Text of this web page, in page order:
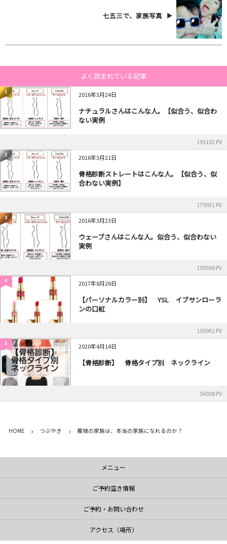
七五三で、家族写真
よく読まれている記事
1 2016年3月24日
ナチュラルさんはこんな人。【似合う、似合わ
ない実例
193102 PV
2 2016年3月21日
骨格診断ストレートはこんな人。【似合う、似
合わない実例】
179931 PV
3 2016年3月23日
ウェーブさんはこんな人。似合う、似合わない
実例
159599 PV
4 2017年8月26日
【パーソナルカラー別】 YSL イブサンローラ
ンの口紅
155961 PV
5 2020年4月14日
【骨格診断】 骨格タイプ別 ネックライン
56008 PV
HOME つぶやき 義理の家族は、本当の家族になれるのか？
メニュー
ご予約空き情報
ご予約・お問い合わせ
アクセス（場所）